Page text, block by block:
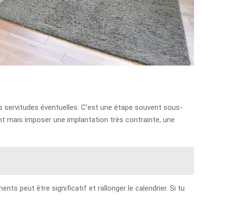
éventuelles. C’est une étape souvent sous-
mais imposer une implantation très contrainte, une
peut être significatif et rallonger le calendrier. Si tu